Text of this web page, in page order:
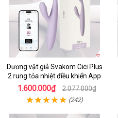
Dương vật giả Svakom Cici Plus
2 rung tỏa nhiệt điều khiển App
1.600.000₫ 2.077.000₫
(242)